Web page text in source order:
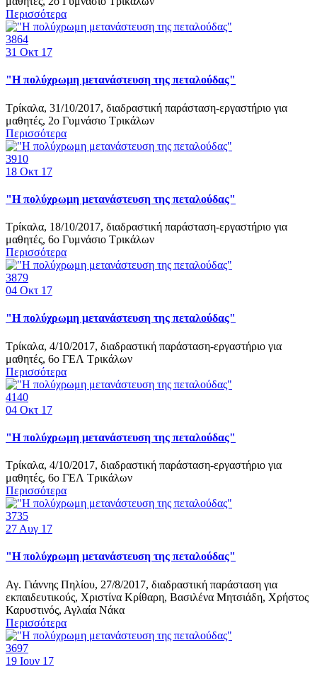
Περισσότερα
3864
31 Οκτ 17
"Η πολύχρωμη μετανάστευση της πεταλούδας"
Τρίκαλα, 31/10/2017, διαδραστική παράσταση-εργαστήριο για
μαθητές, 2ο Γυμνάσιο Τρικάλων
Περισσότερα
3910
18 Οκτ 17
"Η πολύχρωμη μετανάστευση της πεταλούδας"
Τρίκαλα, 18/10/2017, διαδραστική παράσταση-εργαστήριο για
μαθητές, 6ο Γυμνάσιο Τρικάλων
Περισσότερα
3879
04 Οκτ 17
"Η πολύχρωμη μετανάστευση της πεταλούδας"
Τρίκαλα, 4/10/2017, διαδραστική παράσταση-εργαστήριο για
μαθητές, 6ο ΓΕΛ Τρικάλων
Περισσότερα
4140
04 Οκτ 17
"Η πολύχρωμη μετανάστευση της πεταλούδας"
Τρίκαλα, 4/10/2017, διαδραστική παράσταση-εργαστήριο για
μαθητές, 6ο ΓΕΛ Τρικάλων
Περισσότερα
3735
27 Αυγ 17
"Η πολύχρωμη μετανάστευση της πεταλούδας"
Αγ. Γιάννης Πηλίου, 27/8/2017, διαδραστική παράσταση για
εκπαιδευτικούς, Χριστίνα Κρίθαρη, Βασιλένα Μητσιάδη, Χρήστος
Καρυστινός, Αγλαία Νάκα
Περισσότερα
3697
19 Ιουν 17